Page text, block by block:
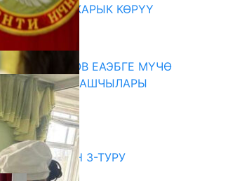
ТАСМАСЫ ЖАРЫК КӨРҮҮ
ЖАПАРОВ ЕАЭБГЕ МҮЧӨ
ӨКМӨТ БАШЧЫЛАРЫ
АЛУУНУН 3-ТУРУ